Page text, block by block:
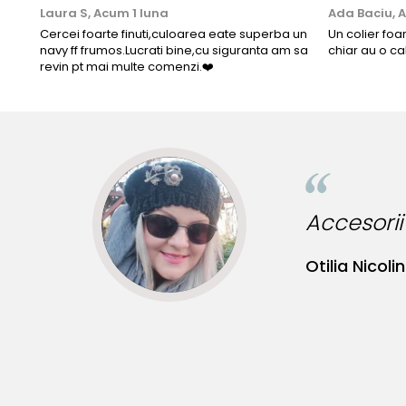
Laura S,Acum 1 luna
Cercei foarte finuti,culoarea eate superba un
navy ff frumos.Lucrati bine,cu siguranta am sa
revin pt mai multe comenzi.❤️
Ada Baciu,
Un colier
chiar au o
Otilia Nicolin
Accesorii